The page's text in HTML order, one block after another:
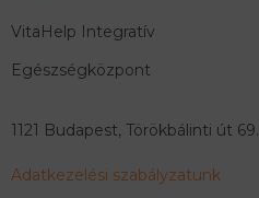
VitaHelp Integratív
Egészségközpont
1121 Budapest, Törökbálinti út 69.
Adatkezelési szabályzatunk